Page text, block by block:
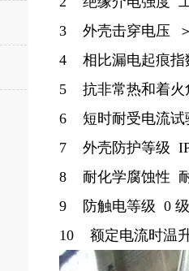
3 外壳击穿电压
4 相比漏电起痕指
5 抗非常热和着火
6 短时耐受电流试
7 外壳防护等级
8 耐化学腐蚀性
9 防触电等级 0 级
10 额定电流时温